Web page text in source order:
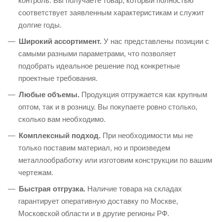
соответствует заявленным характеристикам и служит
долгие годы.
Широкий ассортимент. У нас представлены позиции с
самыми разными параметрами, что позволяет
подобрать идеальное решение под конкретные
проектные требования.
Любые объемы. Продукция отгружается как крупным
оптом, так и в розницу. Вы покупаете ровно столько,
сколько вам необходимо.
Комплексный подход. При необходимости мы не
только поставим материал, но и произведем
металлообработку или изготовим конструкции по вашим
чертежам.
Быстрая отгрузка. Наличие товара на складах
гарантирует оперативную доставку по Москве,
Московской области и в другие регионы РФ.